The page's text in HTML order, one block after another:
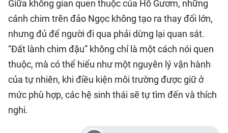
Giữa không gian quen thuộc của Hồ Gươm, những
cánh chim trên đảo Ngọc không tạo ra thay đổi lớn,
nhưng đủ để người đi qua phải dừng lại quan sát.
“Đất lành chim đậu” không chỉ là một cách nói quen
thuộc, mà có thể hiểu như một nguyên lý vận hành
của tự nhiên, khi điều kiện môi trường được giữ ở
mức phù hợp, các hệ sinh thái sẽ tự tìm đến và thích
nghi.